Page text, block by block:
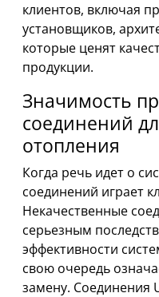
клиентов, включая
установщиков,
которые ценят
продукции.
Значимость
соединений
отопления
Когда речь идет о
соединений играет
Некачественные
серьезным
эффективности
свою очередь
замену. Соединения